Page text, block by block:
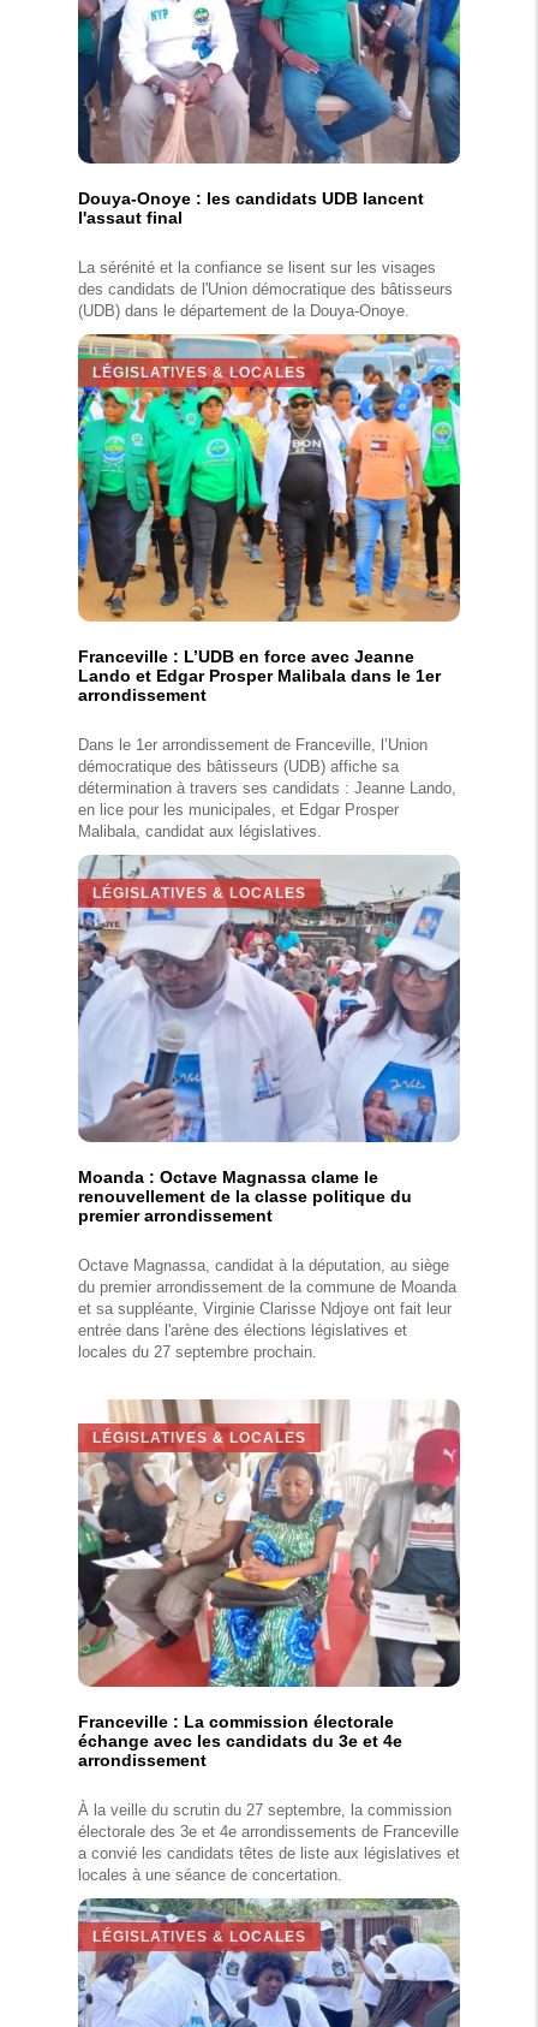
Douya-Onoye : les candidats UDB lancent
l'assaut final
La sérénité et la confiance se lisent sur les visages
des candidats de l'Union démocratique des bâtisseurs
(UDB) dans le département de la Douya-Onoye.
LÉGISLATIVES & LOCALES
Franceville : L’UDB en force avec Jeanne
Lando et Edgar Prosper Malibala dans le 1er
arrondissement
Dans le 1er arrondissement de Franceville, l’Union
démocratique des bâtisseurs (UDB) affiche sa
détermination à travers ses candidats : Jeanne Lando,
en lice pour les municipales, et Edgar Prosper
Malibala, candidat aux législatives.
LÉGISLATIVES & LOCALES
Moanda : Octave Magnassa clame le
renouvellement de la classe politique du
premier arrondissement
Octave Magnassa, candidat à la députation, au siège
du premier arrondissement de la commune de Moanda
et sa suppléante, Virginie Clarisse Ndjoye ont fait leur
entrée dans l'arène des élections législatives et
locales du 27 septembre prochain.
LÉGISLATIVES & LOCALES
Franceville : La commission électorale
échange avec les candidats du 3e et 4e
arrondissement
À la veille du scrutin du 27 septembre, la commission
électorale des 3e et 4e arrondissements de Franceville
a convié les candidats têtes de liste aux législatives et
locales à une séance de concertation.
LÉGISLATIVES & LOCALES